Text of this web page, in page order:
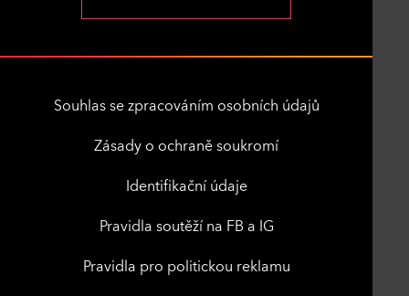
Souhlas se zpracováním osobních údajů
Zásady o ochraně soukromí
Identifikační údaje
Pravidla soutěží na FB a IG
Pravidla pro politickou reklamu